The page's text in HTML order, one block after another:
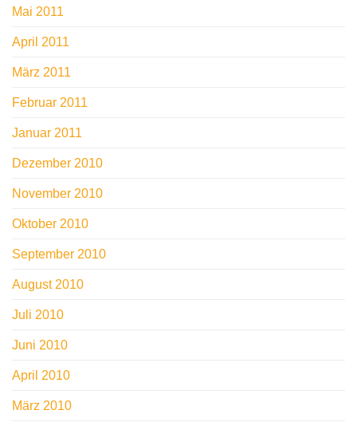
Mai 2011
April 2011
März 2011
Februar 2011
Januar 2011
Dezember 2010
November 2010
Oktober 2010
September 2010
August 2010
Juli 2010
Juni 2010
April 2010
März 2010